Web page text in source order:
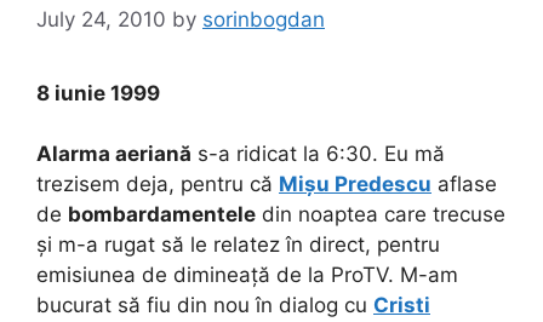
July 24, 2010 by sorinbogdan
8 iunie 1999
Alarma aeriană s-a ridicat la 6:30. Eu mă
trezisem deja, pentru că Mișu Predescu aflase
de bombardamentele din noaptea care trecuse
și m-a rugat să le relatez în direct, pentru
emisiunea de dimineață de la ProTV. M-am
bucurat să fiu din nou în dialog cu Cristi